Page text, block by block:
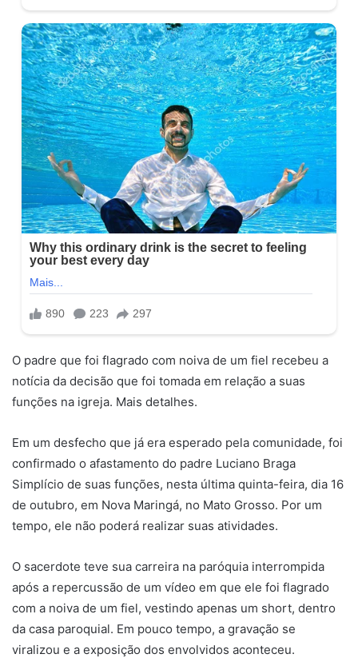
O padre que foi flagrado com noiva de um fiel recebeu a
notícia da decisão que foi tomada em relação a suas
funções na igreja. Mais detalhes.
Em um desfecho que já era esperado pela comunidade, foi
confirmado o afastamento do padre Luciano Braga
Simplício de suas funções, nesta última quinta-feira, dia 16
de outubro, em Nova Maringá, no Mato Grosso. Por um
tempo, ele não poderá realizar suas atividades.
O sacerdote teve sua carreira na paróquia interrompida
após a repercussão de um vídeo em que ele foi flagrado
com a noiva de um fiel, vestindo apenas um short, dentro
da casa paroquial. Em pouco tempo, a gravação se
viralizou e a exposição dos envolvidos aconteceu.